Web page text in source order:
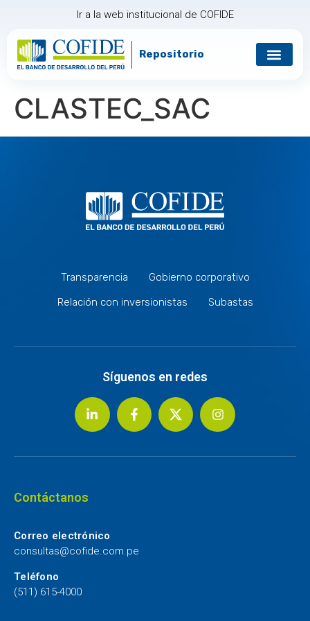
Ir a la web institucional de COFIDE
Repositorio
CLASTEC_SAC
Transparencia
Gobierno corporativo
Relación con inversionistas
Subastas
Síguenos en redes
Contáctanos
Correo electrónico
consultas@cofide.com.pe
Teléfono
(511) 615-4000